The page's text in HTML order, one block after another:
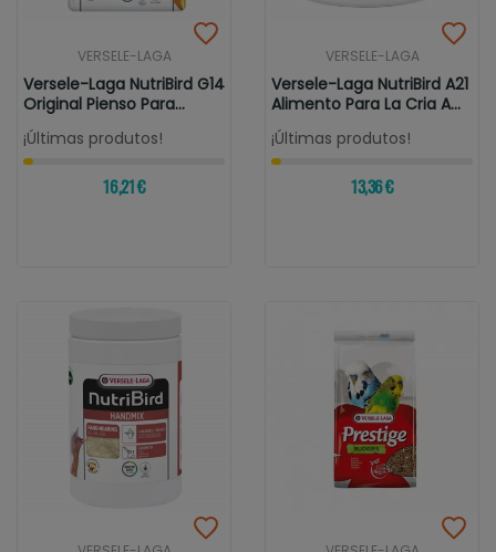
VERSELE-LAGA
Versele-Laga NutriBird G14
Original Pienso Para...
¡Últimas produtos!
16,21 €
VERSELE-LAGA
Versele-Laga NutriBird A21
Alimento Para La Cria A...
¡Últimas produtos!
13,36 €